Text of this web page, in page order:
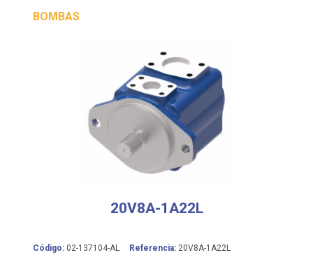
BOMBAS
20V8A-1A22L
Código: 02-137104-AL Referencia: 20V8A-1A22L